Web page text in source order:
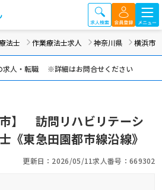
法士 作業療法士求人 神奈川県 横浜市
求人・転職 ※詳細はお問合せください
市】 訪問リハビリテーシ
《東急田園都市線沿線》
更新日：2026/05/11求人番号：669302